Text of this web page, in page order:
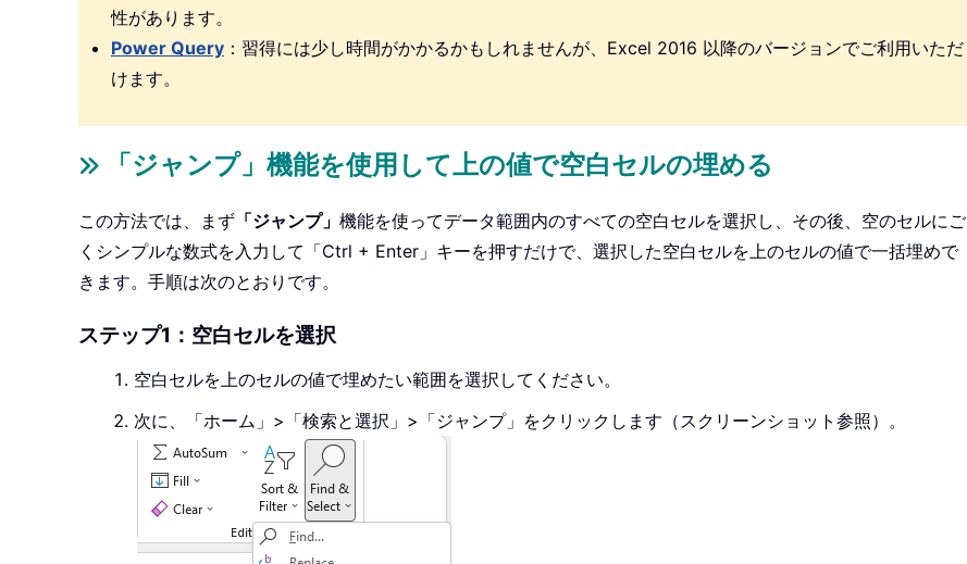
性があります。
Power Query ：習得には少し時間がかかるかもしれませんが、Excel 2016 以降のバージョンでご利用いただ
けます。
「ジャンプ」機能を使用して上の値で空白セルの埋める
この方法では、まず 「ジャンプ」 機能を使ってデータ範囲内のすべての空白セルを選択し、その後、空のセルにご
くシンプルな数式を入力して「Ctrl + Enter」キーを押すだけで、選択した空白セルを上のセルの値で一括埋めで
きます。手順は次のとおりです。
ステップ1：空白セルを選択
空白セルを上のセルの値で埋めたい範囲を選択してください。
次に、「ホーム」>「検索と選択」>「ジャンプ」をクリックします（スクリーンショット参照）。